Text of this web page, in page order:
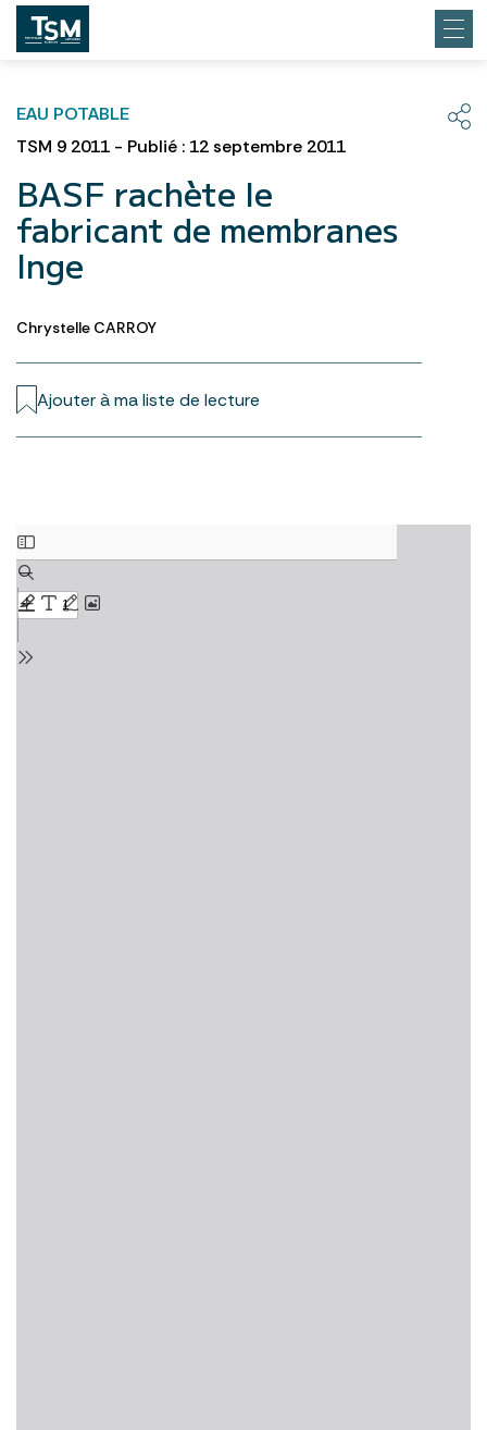
EAU POTABLE
TSM 9 2011 - Publié : 12 septembre 2011
BASF rachète le
fabricant de membranes
Inge
Chrystelle CARROY
Ajouter à ma liste de lecture